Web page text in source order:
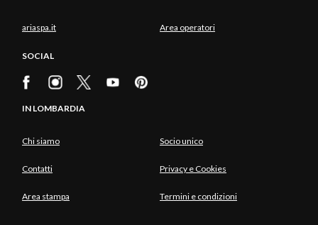
ariaspa.it Area operatori
SOCIAL
IN LOMBARDIA
Chi siamo Socio unico
Contatti Privacy e Cookies
Area stampa Termini e condizioni